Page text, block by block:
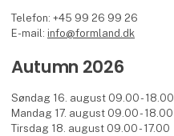
Telefon: +45 99 26 99 26
E-mail: info@formland.dk
Autumn 2026
Søndag 16. august 09.00 - 18.00
Mandag 17. august 09.00 - 18.00
Tirsdag 18. august 09.00 - 17.00